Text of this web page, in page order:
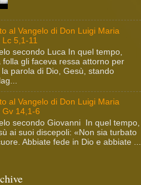
al Vangelo di Don Luigi Maria
5,1-11
secondo Luca In quel tempo,
folla gli faceva ressa attorno per
parola di Dio, Gesù, stando
al Vangelo di Don Luigi Maria
Gv 14,1-6
secondo Giovanni In quel tempo,
ai suoi discepoli: «Non sia turbato
Abbiate fede in Dio e abbiate ...